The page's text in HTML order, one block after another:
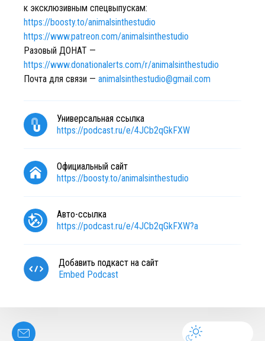
к эксклюзивным спецвыпускам:
https://boosty.to/animalsinthestudio
https://www.patreon.com/animalsinthestudio
Разовый ДОНАТ —
https://www.donationalerts.com/r/animalsinthestudio
Почта для связи — animalsinthestudio@gmail.com
Универсальная ссылка
https://podcast.ru/e/4JCb2qGkFXW
Официальный сайт
https://boosty.to/animalsinthestudio
Авто-ссылка
https://podcast.ru/e/4JCb2qGkFXW?a
Добавить подкаст на сайт
Embed Podcast